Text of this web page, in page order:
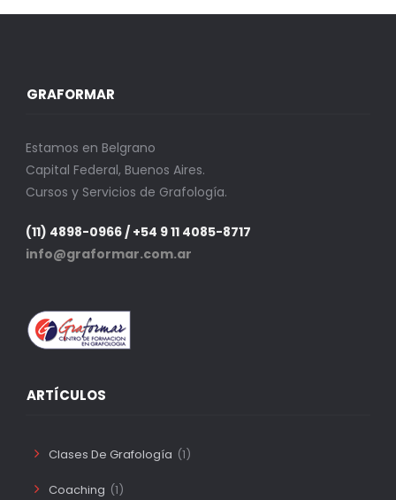
GRAFORMAR
Estamos en Belgrano
Capital Federal, Buenos Aires.
Cursos y Servicios de Grafología.
(11) 4898-0966 / +54 9 11 4085-8717
info@graformar.com.ar
ARTÍCULOS
Clases De Grafología (1)
Coaching (1)